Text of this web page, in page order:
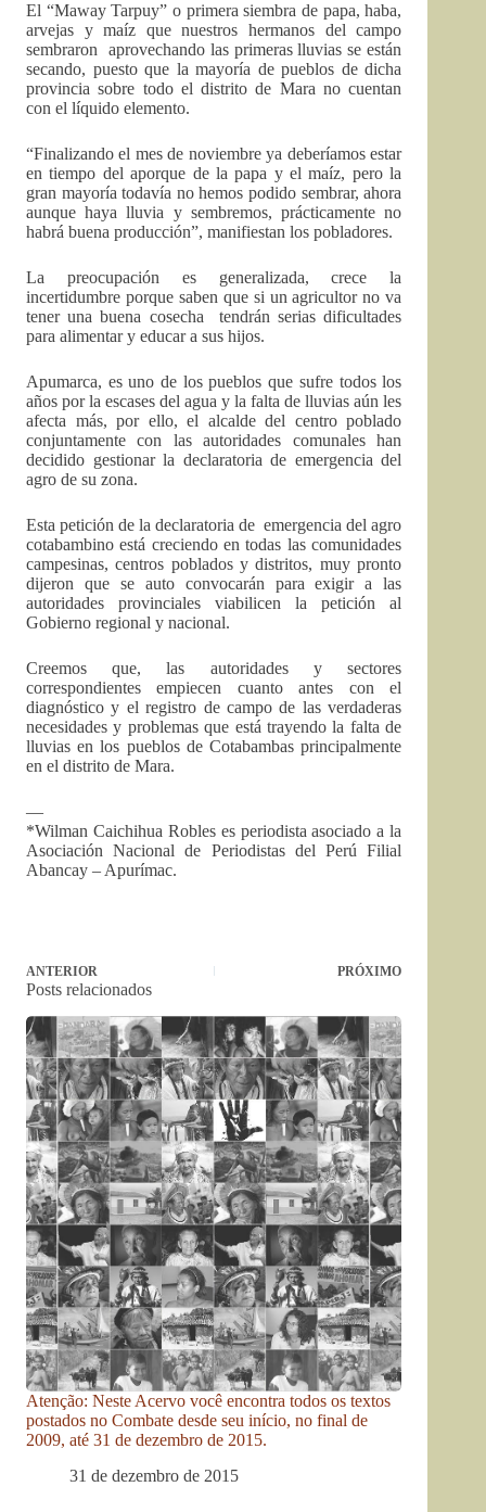
El “Maway Tarpuy” o primera siembra de papa, haba,
arvejas y maíz que nuestros hermanos del campo
sembraron aprovechando las primeras lluvias se están
secando, puesto que la mayoría de pueblos de dicha
provincia sobre todo el distrito de Mara no cuentan
con el líquido elemento.
“Finalizando el mes de noviembre ya deberíamos estar
en tiempo del aporque de la papa y el maíz, pero la
gran mayoría todavía no hemos podido sembrar, ahora
aunque haya lluvia y sembremos, prácticamente no
habrá buena producción”, manifiestan los pobladores.
La preocupación es generalizada, crece la
incertidumbre porque saben que si un agricultor no va
tener una buena cosecha tendrán serias dificultades
para alimentar y educar a sus hijos.
Apumarca, es uno de los pueblos que sufre todos los
años por la escases del agua y la falta de lluvias aún les
afecta más, por ello, el alcalde del centro poblado
conjuntamente con las autoridades comunales han
decidido gestionar la declaratoria de emergencia del
agro de su zona.
Esta petición de la declaratoria de emergencia del agro
cotabambino está creciendo en todas las comunidades
campesinas, centros poblados y distritos, muy pronto
dijeron que se auto convocarán para exigir a las
autoridades provinciales viabilicen la petición al
Gobierno regional y nacional.
Creemos que, las autoridades y sectores
correspondientes empiecen cuanto antes con el
diagnóstico y el registro de campo de las verdaderas
necesidades y problemas que está trayendo la falta de
lluvias en los pueblos de Cotabambas principalmente
en el distrito de Mara.
—
*Wilman Caichihua Robles es periodista asociado a la
Asociación Nacional de Periodistas del Perú Filial
Abancay – Apurímac.
ANTERIOR PRÓXIMO
Posts relacionados
Atenção: Neste Acervo você encontra todos os textos
postados no Combate desde seu início, no final de
2009, até 31 de dezembro de 2015.
31 de dezembro de 2015